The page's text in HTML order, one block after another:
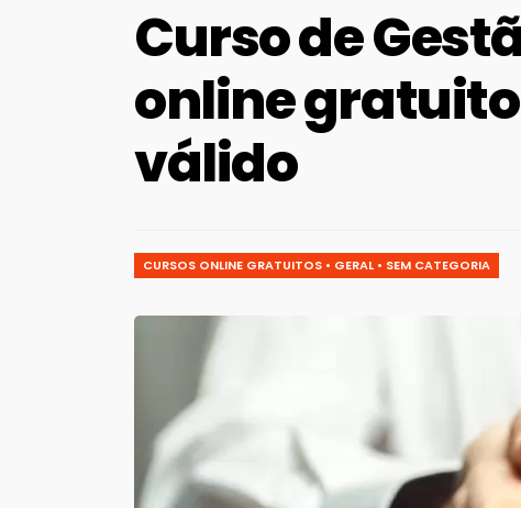
Curso de
online
válido
CURSOS ONLINE GRATUITOS • GERAL• SEM CATEGORIA